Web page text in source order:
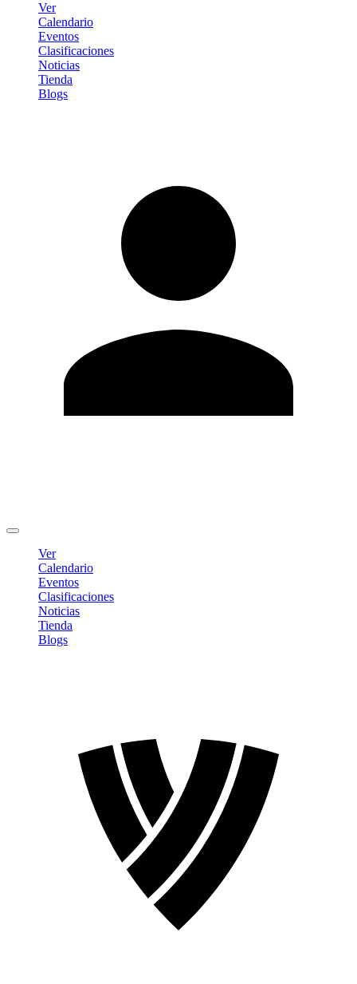
Ver
Calendario
Eventos
Clasificaciones
Noticias
Tienda
Blogs
Ver
Calendario
Eventos
Clasificaciones
Noticias
Tienda
Blogs